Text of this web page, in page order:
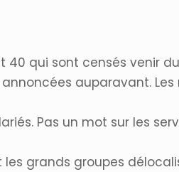
40 qui sont censés venir
auparavant.
Pas un mot sur les
grands groupes